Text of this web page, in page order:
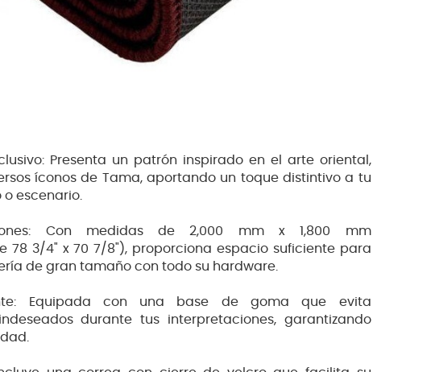
Presenta un patrón inspirado en el arte oriental,
íconos de Tama, aportando un toque distintivo a tu
o escenario.
Con medidas de 2,000 mm x 1,800 mm
78 3/4" x 70 7/8"), proporciona espacio suficiente para
de gran tamaño con todo su hardware.
Equipada con una base de goma que evita
durante tus interpretaciones, garantizando